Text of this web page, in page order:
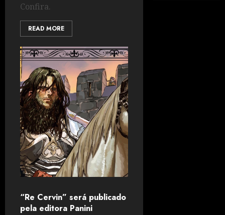
Confira.
READ MORE
“Re Cervin” será publicado
pela editora Panini